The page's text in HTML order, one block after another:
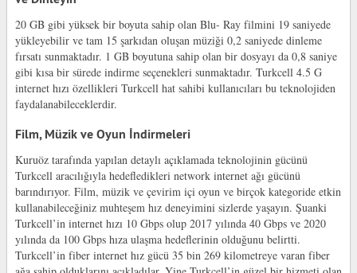
20 GB gibi yüksek bir boyuta sahip olan Blu- Ray filmini 19 saniyede
yükleyebilir ve tam 15 şarkıdan oluşan müziği 0,2 saniyede dinleme
fırsatı sunmaktadır. 1 GB boyutuna sahip olan bir dosyayı da 0,8 saniye
gibi kısa bir sürede indirme seçenekleri sunmaktadır. Turkcell 4.5 G
internet hızı özellikleri Turkcell hat sahibi kullanıcıları bu teknolojiden
faydalanabileceklerdir.
Film, Müzik ve Oyun İndirmeleri
Kuruöz tarafında yapılan detaylı açıklamada teknolojinin gücünü
Turkcell aracılığıyla hedefledikleri network internet ağı gücünü
barındırıyor. Film, müzik ve çevirim içi oyun ve birçok kategoride etkin
kullanabileceğiniz muhteşem hız deneyimini sizlerde yaşayın. Şuanki
Turkcell’in internet hızı 10 Gbps olup 2017 yılında 40 Gbps ve 2020
yılında da 100 Gbps hıza ulaşma hedeflerinin olduğunu belirtti.
Turkcell’in fiber internet hız gücü 35 bin 269 kilometreye varan fiber